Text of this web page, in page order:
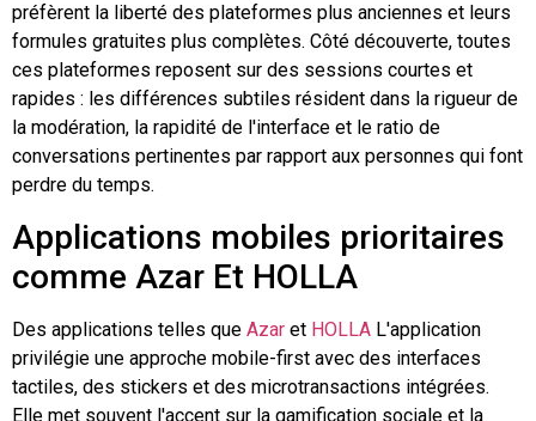
préfèrent la liberté des plateformes plus anciennes et leurs
formules gratuites plus complètes. Côté découverte, toutes
ces plateformes reposent sur des sessions courtes et
rapides : les différences subtiles résident dans la rigueur de
la modération, la rapidité de l'interface et le ratio de
conversations pertinentes par rapport aux personnes qui font
perdre du temps.
Applications mobiles prioritaires
comme Azar Et HOLLA
Des applications telles que Azar et HOLLA L'application
privilégie une approche mobile-first avec des interfaces
tactiles, des stickers et des microtransactions intégrées.
Elle met souvent l'accent sur la gamification sociale et la